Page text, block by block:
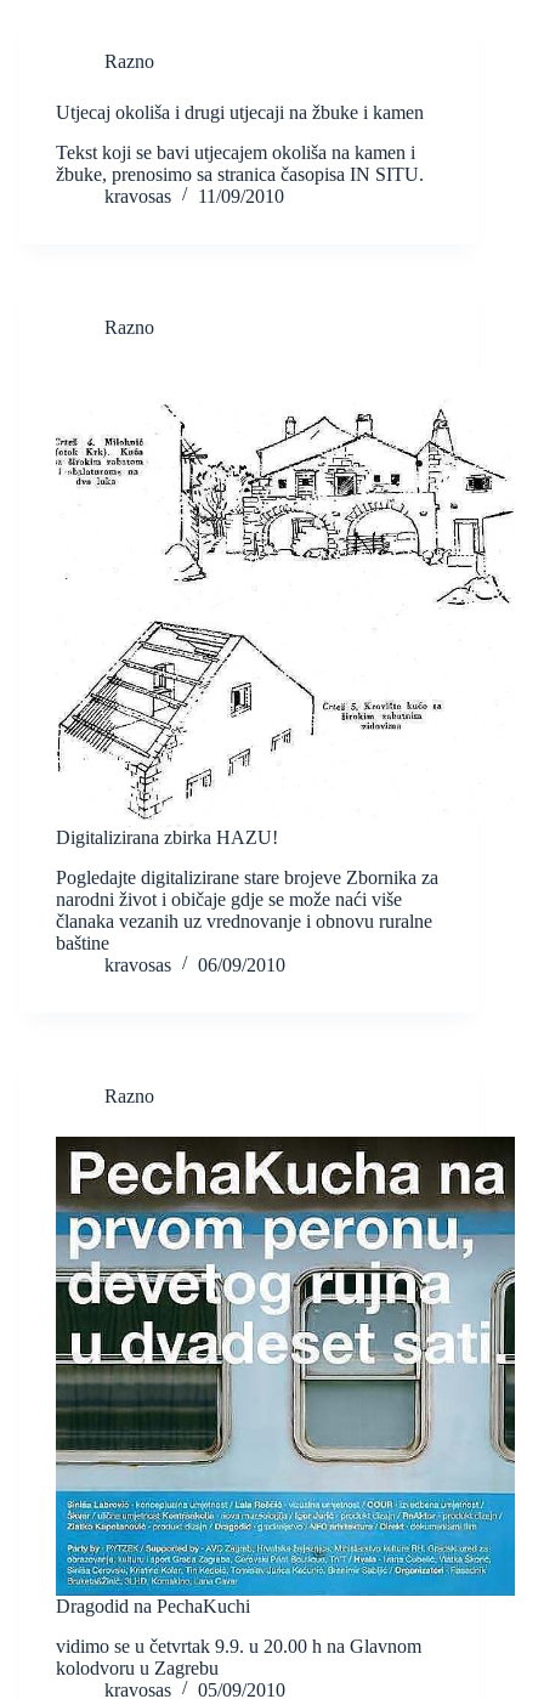
Razno
Utjecaj okoliša i drugi utjecaji na žbuke i kamen
Tekst koji se bavi utjecajem okoliša na kamen i
žbuke, prenosimo sa stranica časopisa IN SITU.
kravosas
11/09/2010
Razno
Digitalizirana zbirka HAZU!
Pogledajte digitalizirane stare brojeve Zbornika za
narodni život i običaje gdje se može naći više
članaka vezanih uz vrednovanje i obnovu ruralne
baštine
kravosas
06/09/2010
Razno
Dragodid na PechaKuchi
vidimo se u četvrtak 9.9. u 20.00 h na Glavnom
kolodvoru u Zagrebu
kravosas
05/09/2010